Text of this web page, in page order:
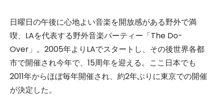
日曜日の午後に心地よい音楽を開放感がある野外で満
喫、LAを代表する野外音楽パーティー「The Do-
Over」。2005年よりLAでスタートし、その後世界各都
市で開催され今年で、15周年を迎える。ここ日本でも
2011年からほぼ毎年開催され、約2年ぶりに東京での開催
が決定した。